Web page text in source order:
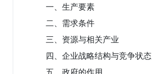
一、生产要素
二、需求条件
三、资源与相关产业
四、企业战略结构与竞争状态
五、政府的作用